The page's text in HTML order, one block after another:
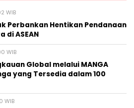
WIB
Perbankan Hentikan Pendanaan
di ASEAN
WIB
Global melalui MANGA
yang Tersedia dalam 100
WIB